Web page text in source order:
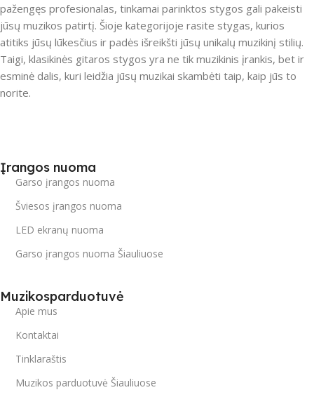
pažengęs profesionalas, tinkamai parinktos stygos gali pakeisti
jūsų muzikos patirtį. Šioje kategorijoje rasite stygas, kurios
atitiks jūsų lūkesčius ir padės išreikšti jūsų unikalų muzikinį stilių.
Taigi, klasikinės gitaros stygos yra ne tik muzikinis įrankis, bet ir
esminė dalis, kuri leidžia jūsų muzikai skambėti taip, kaip jūs to
norite.
Įrangos nuoma
Garso įrangos nuoma
Šviesos įrangos nuoma
LED ekranų nuoma
Garso įrangos nuoma Šiauliuose
Muzikosparduotuvė
Apie mus
Kontaktai
Tinklaraštis
Muzikos parduotuvė Šiauliuose